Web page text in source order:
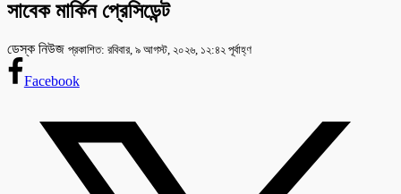
সাবেক মার্কিন প্রেসিডেন্ট
ডেস্ক নিউজ প্রকাশিত: রবিবার, ৯ আগস্ট, ২০২৬, ১২:৪২ পূর্বাহ্ণ
Facebook